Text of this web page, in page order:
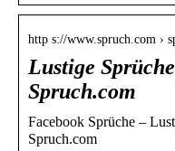
http s://www.spruch.com ›
Lustige
Spruch.com
Facebook Sprüche –
Spruch.com